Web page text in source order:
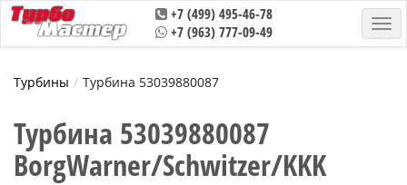
+7 (499) 495-46-78
+7 (963) 777-09-49
Турбины Турбина 53039880087
Турбина 53039880087
BorgWarner/Schwitzer/KKK